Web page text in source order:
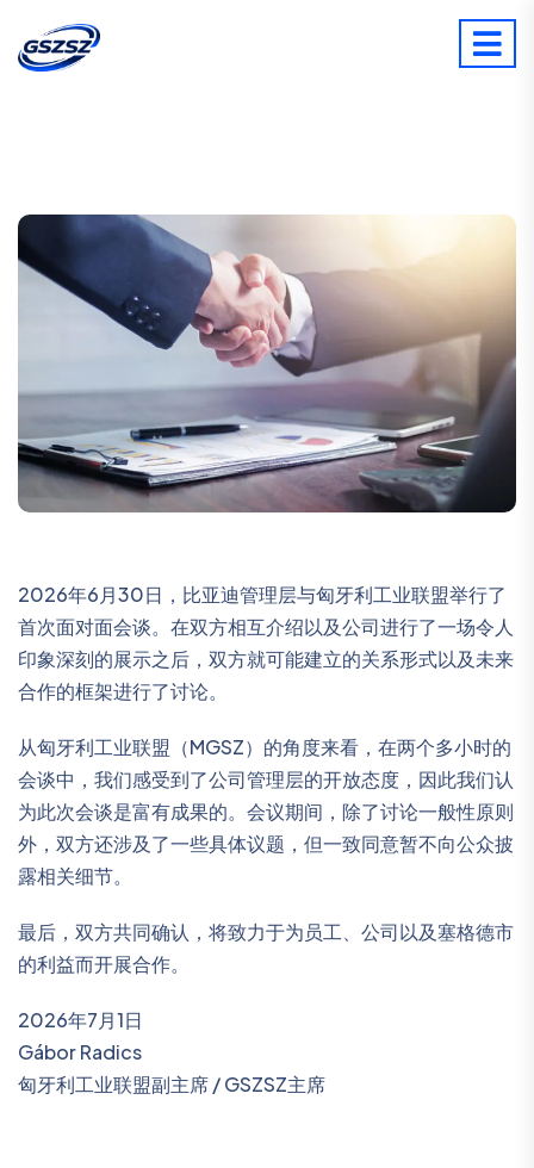
2026年6月30日，比亚迪管理层与匈牙利工业联盟举行了
首次面对面会谈。在双方相互介绍以及公司进行了一场令人
印象深刻的展示之后，双方就可能建立的关系形式以及未来
合作的框架进行了讨论。
从匈牙利工业联盟（MGSZ）的角度来看，在两个多小时的
会谈中，我们感受到了公司管理层的开放态度，因此我们认
为此次会谈是富有成果的。会议期间，除了讨论一般性原则
外，双方还涉及了一些具体议题，但一致同意暂不向公众披
露相关细节。
最后，双方共同确认，将致力于为员工、公司以及塞格德市
的利益而开展合作。
2026年7月1日
Gábor Radics
匈牙利工业联盟副主席 / GSZSZ主席